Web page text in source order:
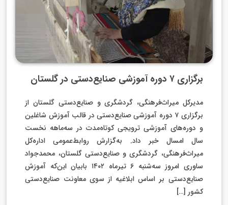
برگزاری ۷ دوره آموزشی صنایع‌دستی در گلستان
مدیرکل میراث‌فرهنگی، گردشگری و صنایع‌دستی گلستان از
برگزاری ۷ دوره آموزشی صنایع‌دستی در قالب آموزش شاغلین
و دوره‌های آموزشی ترویجی کوتاه‌مدت در سه‌ماهه نخست
سال امسال خبر داد. به‌گزارش روابط‌عمومی اداره‌کل
میراث‌فرهنگی، گردشگری و صنایع‌دستی گلستان، محمدجواد
ساوری امروز سه‌شنبه 6 تیرماه ۱۴۰۲ بابیان این‌که آموزش
صنایع‌دستی بر اساس ابلاغیه از سوی معاونت صنایع‌دستی
کشور […]